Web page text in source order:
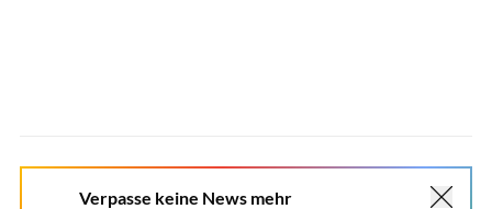
Verpasse keine News mehr